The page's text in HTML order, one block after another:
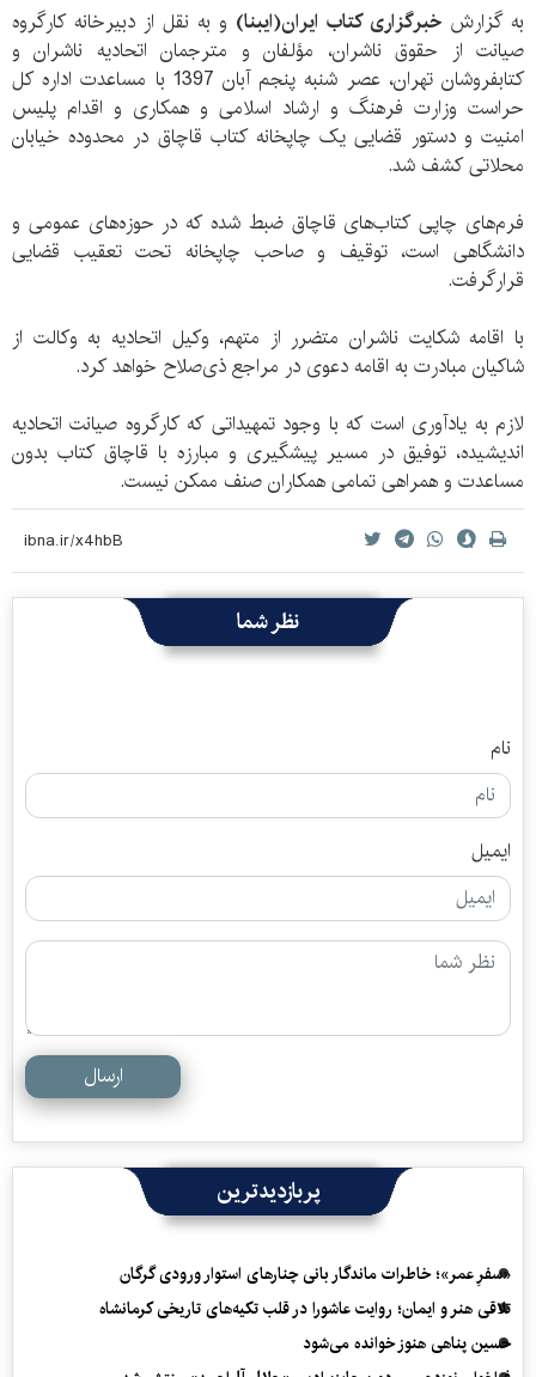
به گزارش خبرگزاری کتاب ایران(ایبنا) و به نقل از دبیرخانه کارگروه
صیانت از حقوق ناشران، مؤلفان و مترجمان اتحادیه ناشران و
کتابفروشان تهران، عصر شنبه پنجم آبان 1397 با مساعدت اداره کل
حراست وزارت فرهنگ و ارشاد اسلامی و همکاری و اقدام پلیس
امنیت و دستور قضایی یک چاپخانه کتاب قاچاق در محدوده خیابان
محلاتی کشف شد.
فرم‌های چاپی کتاب‌های قاچاق ضبط شده که در حوزه‌های عمومی و
دانشگاهی است، توقیف و صاحب چاپخانه تحت تعقیب قضایی
قرارگرفت.
با اقامه شکایت ناشران متضرر از متهم، وکیل اتحادیه به وکالت از
شاکیان مبادرت به اقامه دعوی در مراجع ذی‌صلاح خواهد کرد.
لازم به یادآوری است که با وجود تمهیداتی که کارگروه صیانت اتحادیه
اندیشیده، توفیق در مسیر پیشگیری و مبارزه با قاچاق کتاب بدون
مساعدت و همراهی تمامی همکاران صنف ممکن نیست.
نظر شما
نام
ایمیل
ارسال
پربازدیدترین
«سفرِ عمر»؛ خاطرات ماندگار بانی چنارهای استوار ورودی گرگان
تلاقی هنر و ایمان؛ روایت عاشورا در قلب تکیه‌های تاریخی کرمانشاه
حسین پناهی هنوز خوانده می‌شود